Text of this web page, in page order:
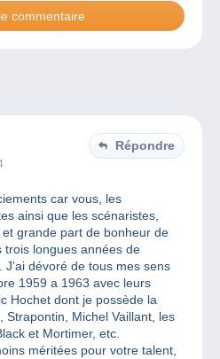
Répondre
car vous, les
ainsi que les scénaristes,
et grande part de bonheur de
trois longues années de
dévoré de tous mes sens
1959 a 1963 avec leurs
Hochet dont je possède la
Strapontin, Michel Vaillant, les
et Mortimer, etc.
méritées pour votre talent,